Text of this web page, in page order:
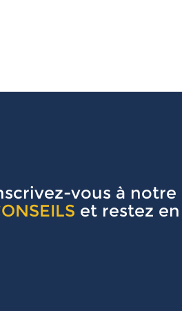
vous à notre
et restez en